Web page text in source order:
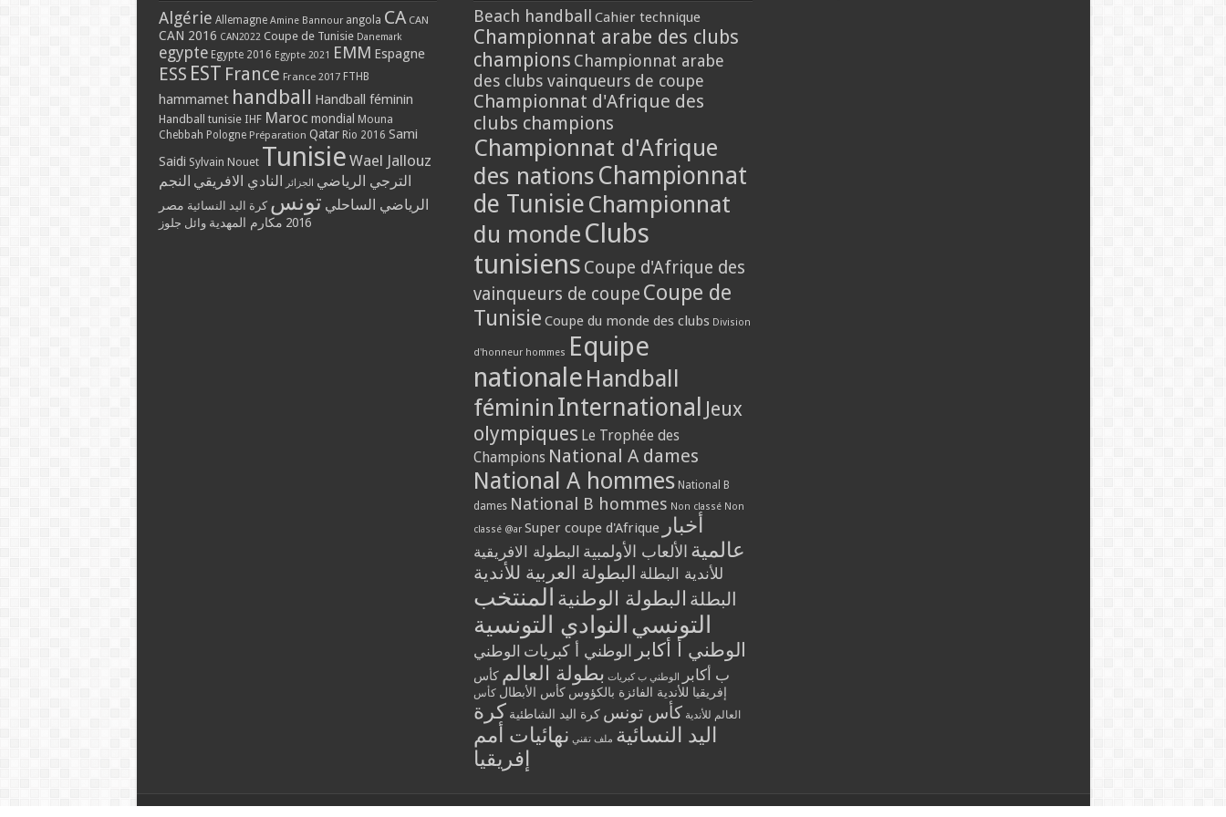
Algérie Allemagne Amine Bannour angola CA CAN
CAN 2016 CAN2022 Coupe de Tunisie Danemark
egypte Egypte 2016 Egypte 2021 EMM Espagne
ESS EST France France 2017 FTHB
hammamet handball Handball féminin
Handball tunisie IHF Maroc mondial Mouna
Chebbah Pologne Préparation Qatar Rio 2016 Sami
Saidi Sylvain Nouet Tunisie Wael Jallouz
الترجي الرياضي الجزائر النادي الافريقي النجم
الرياضي الساحلي تونس كرة اليد النسائية مصر
2016 مكارم المهدية وائل جلوز
Beach handball Cahier technique
Championnat arabe des clubs
champions Championnat arabe
des clubs vainqueurs de coupe
Championnat d'Afrique des
clubs champions
Championnat d'Afrique
des nations Championnat
de Tunisie Championnat
du monde Clubs
tunisiens Coupe d'Afrique des
vainqueurs de coupe Coupe de
Tunisie Coupe du monde des clubs Division
d'honneur hommes Equipe
nationale Handball
féminin International Jeux
olympiques Le Trophée des
Champions National A dames
National A hommes National B
dames National B hommes Non classé Non
classé @ar Super coupe d'Afrique أخبار
عالمية الألعاب الأولمبية البطولة الافريقية
للأندية البطلة البطولة العربية للأندية
البطلة البطولة الوطنية المنتخب
التونسي النوادي التونسية
الوطني أ أكابر الوطني أ كبريات الوطني
ب أكابر
الوطني ب كبريات بطولة العالم كأس
إفريقيا للأندية الفائزة بالكؤوس كأس الأبطال كأس
العالم للأندية كأس تونس كرة اليد الشاطئية كرة
اليد النسائية ملف تقني نهائيات أمم
إفريقيا